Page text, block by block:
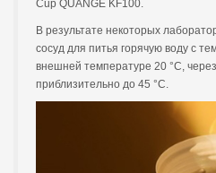
Cup QUANGE KF100.
В результате некоторых
сосуд для питья горячую воду с
внешней температуре 20 °С,
приблизительно до 45 °С.